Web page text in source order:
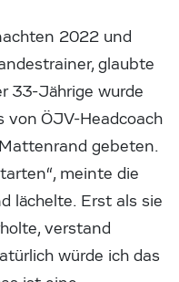
2022 und
glaubte
33-Jährige wurde
von ÖJV-Headcoach
gebeten.
meinte die
lächelte. Erst als sie
verstand
würde ich das